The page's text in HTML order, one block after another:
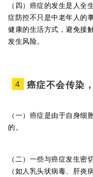
（四）癌症的发生是人
症防控不只是中老年人的
健康的生活方式，避免接
发生风险。
4 癌症不会传染
（一）癌症是由于自身细
的。
（二）一些与癌症发生
（如人乳头状病毒、肝炎